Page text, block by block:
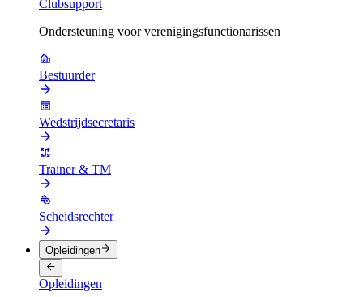
Clubsupport
Ondersteuning voor verenigingsfunctionarissen
Bestuurder
Wedstrijdsecretaris
Trainer & TM
Scheidsrechter
Opleidingen
Opleidingen